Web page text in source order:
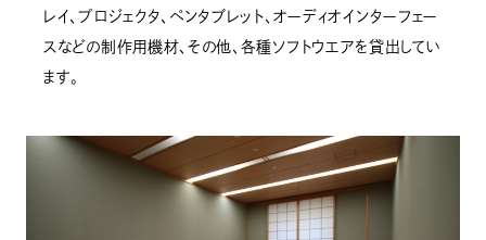
レイ、プロジェクタ、ペンタブレット、オーディオインターフェー
スなどの制作用機材、その他、各種ソフトウエアを貸出してい
ます。